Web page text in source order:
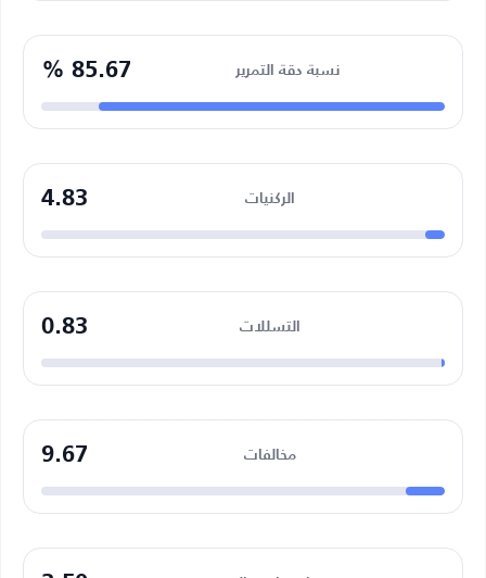
نسبة دقة التمرير 85.67 %
الركنيات 4.83
التسللات 0.83
مخالفات 9.67